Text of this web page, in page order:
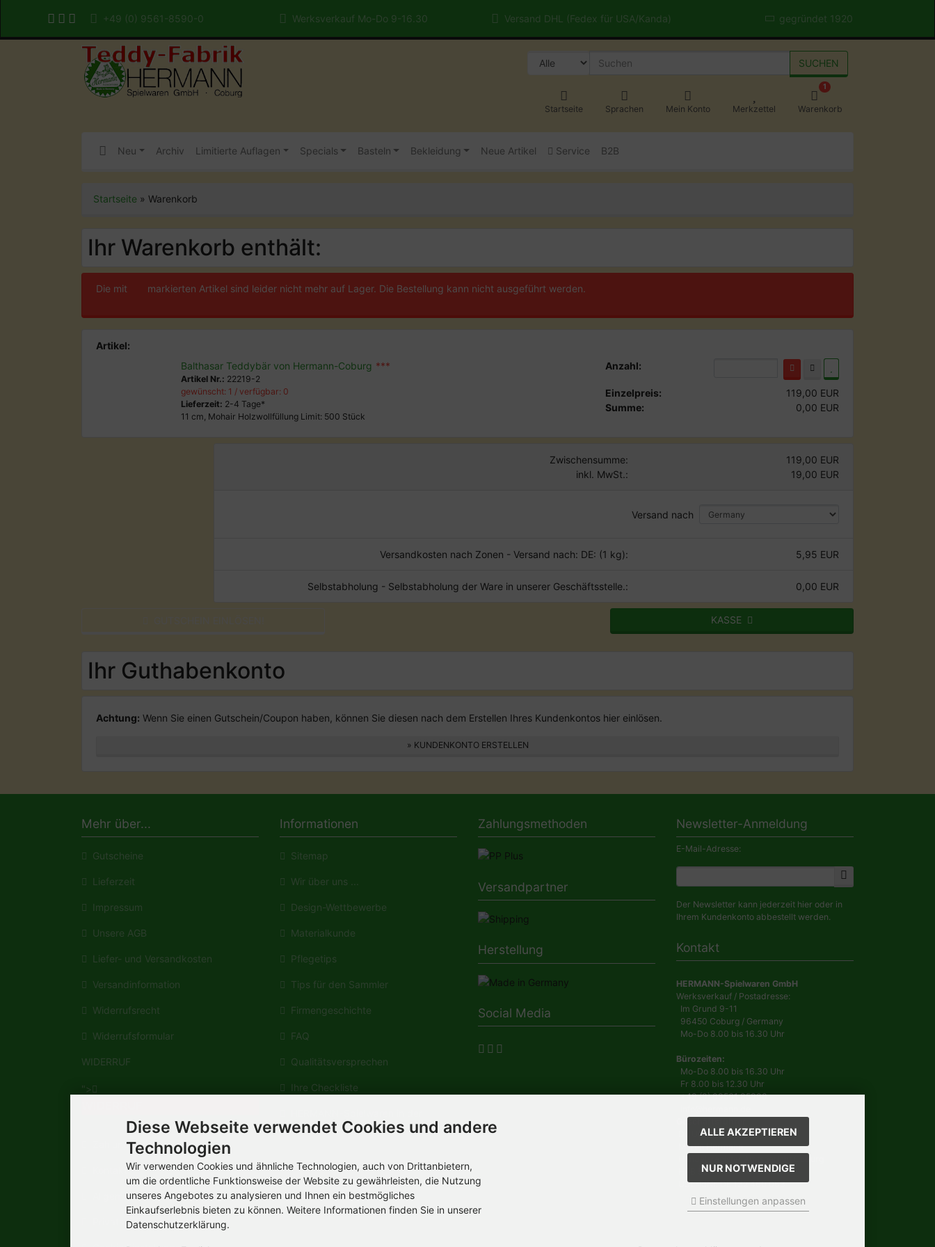
+49 (0) 9561-8590-0 Werksverkauf Mo-Do 9-16.30 Versand DHL (Fedex für USA/Kanda) gegründet 1920
SUCHEN
Startseite Sprachen Mein Konto Merkzettel
1
Warenkorb
Neu Archiv Limitierte Auflagen Specials Basteln Bekleidung Neue Artikel Service B2B
Startseite » Warenkorb
Ihr Warenkorb enthält:
Die mit markierten Artikel sind leider nicht mehr auf Lager. Die Bestellung kann nicht ausgeführt werden.
Artikel:
Balthasar Teddybär von Hermann-Coburg ***
Artikel Nr.: 22219-2
gewünscht: 1 / verfügbar: 0
Lieferzeit: 2-4 Tage*
11 cm, Mohair Holzwollfüllung Limit: 500 Stück
Anzahl:
Einzelpreis:
119,00 EUR
Summe:
0,00 EUR
Zwischensumme:
119,00 EUR
inkl. MwSt.:
19,00 EUR
Versand nach
Versandkosten nach Zonen - Versand nach: DE: (1 kg): 5,95 EUR
Selbstabholung - Selbstabholung der Ware in unserer Geschäftsstelle.: 0,00 EUR
KASSE
Ihr Guthabenkonto
Achtung: Wenn Sie einen Gutschein/Coupon haben, können Sie diesen nach dem Erstellen Ihres Kundenkontos hier einlösen.
» KUNDENKONTO ERSTELLEN
Mehr über...
Gutscheine
Lieferzeit
Impressum
Unsere AGB
Liefer- und Versandkosten
Versandinformation
Widerrufsrecht
Widerrufsformular
WIDERRUF
">
Zahlungsmöglichkeiten
Kontakt
Allgemeine Verbraucherinformation
Privatsphäre und Datenschutz
Informationen
Sitemap
Wir über uns ...
Design-Wettbewerbe
Materialkunde
Pflegetips
Tips für den Sammler
Firmengeschichte
FAQ
Qualitätsversprechen
Ihre Checkliste
Wikipedia
Zahlungsmethoden
Versandpartner
Herstellung
Social Media
Newsletter-Anmeldung
E-Mail-Adresse:
Der Newsletter kann jederzeit hier oder in
Ihrem Kundenkonto abbestellt werden.
Kontakt
HERMANN-Spielwaren GmbH
Werksverkauf / Postadresse:
Im Grund 9-11
96450 Coburg / Germany
Mo-Do 8.00 bis 16.30 Uhr
Bürozeiten:
Mo-Do 8.00 bis 16.30 Uhr
Fr 8.00 bis 12.30 Uhr
+49 (0) 09561 85900
Geschäftsführer
Dr. Ursula Hermann,
Martin Hermann
HRB 561
USt.-IdNr. DE 132 460 063
Diese Webseite verwendet Cookies und andere
Technologien
Wir verwenden Cookies und ähnliche Technologien, auch von Drittanbietern,
um die ordentliche Funktionsweise der Website zu gewährleisten, die Nutzung
unseres Angebotes zu analysieren und Ihnen ein bestmögliches
Einkaufserlebnis bieten zu können. Weitere Informationen finden Sie in unserer
Datenschutzerklärung.
ALLE AKZEPTIEREN
NUR NOTWENDIGE
Einstellungen anpassen